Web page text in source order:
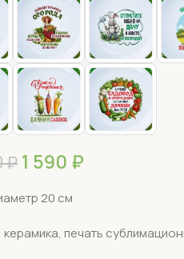
₽ 1 590 ₽
20 см
печать